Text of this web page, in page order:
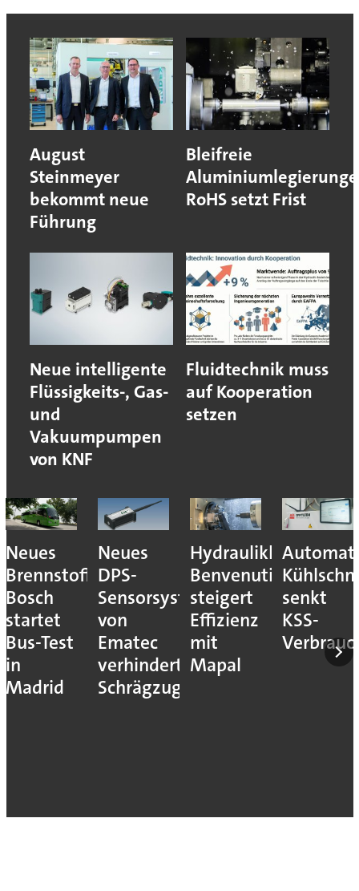
August
Steinmeyer
bekommt neue
Führung
Bleifreie
RoHS setzt Frist
Neue intelligente
Flüssigkeits-, Gas-
und
Vakuumpumpen
von KNF
Fluidtechnik muss
auf Kooperation
setzen
Neues
Brennstoffzellensystem:
Bosch
startet
Bus-Test
in
Madrid
Neues
DPS-
Sensorsystem
von
Ematec
verhindert
Schrägzug
Hydraulikhersteller
Benvenuti
steigert
Effizienz
mit
Mapal
senkt
KSS-